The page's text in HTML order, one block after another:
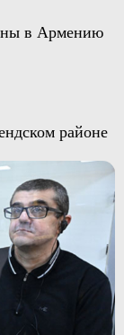
в Армению
районе